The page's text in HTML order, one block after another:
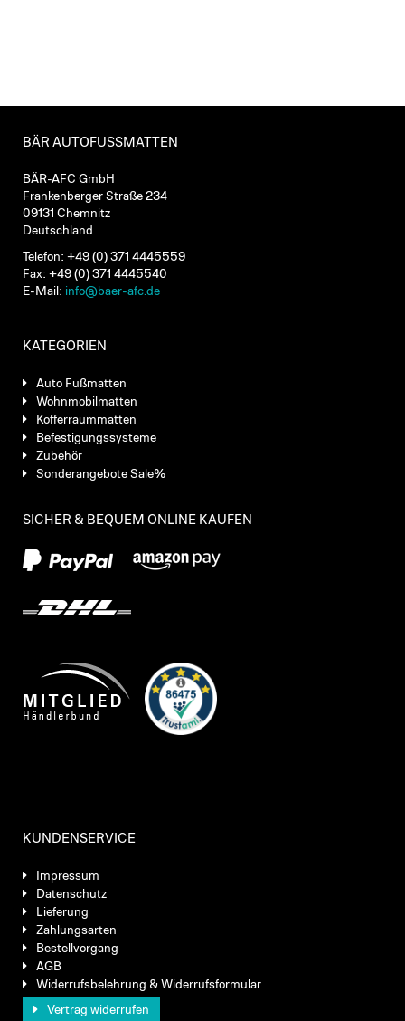
BÄR AUTOFUSSMATTEN
BÄR-AFC GmbH
Frankenberger Straße 234
09131 Chemnitz
Deutschland
Telefon: +49 (0) 371 4445559
Fax: +49 (0) 371 4445540
E-Mail: info@baer-afc.de
KATEGORIEN
Auto Fußmatten
Wohnmobilmatten
Kofferraummatten
Befestigungssysteme
Zubehör
Sonderangebote Sale%
SICHER & BEQUEM ONLINE KAUFEN
KUNDENSERVICE
Impressum
Datenschutz
Lieferung
Zahlungsarten
Bestellvorgang
AGB
Widerrufsbelehrung & Widerrufsformular
Vertrag widerrufen